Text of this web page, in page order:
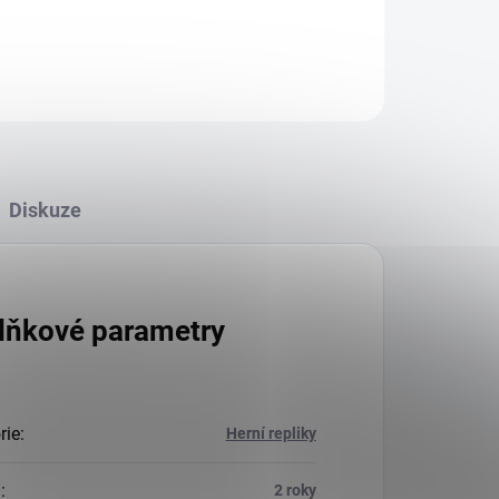
Diskuze
parametry
: Herní repliky
: 2 roky